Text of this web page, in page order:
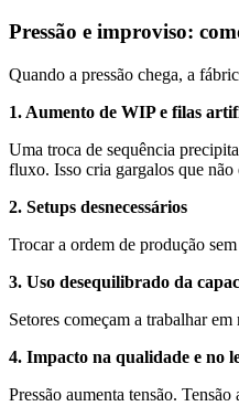
Pressão e improviso:
Quando a pressão chega, a
1. Aumento de WIP e filas
Uma troca de sequência
fluxo. Isso cria gargalos que não
2. Setups desnecessários
Trocar a ordem de produção
3. Uso desequilibrado da
Setores começam a trabalhar
4. Impacto na qualidade e no
Pressão aumenta tensão.